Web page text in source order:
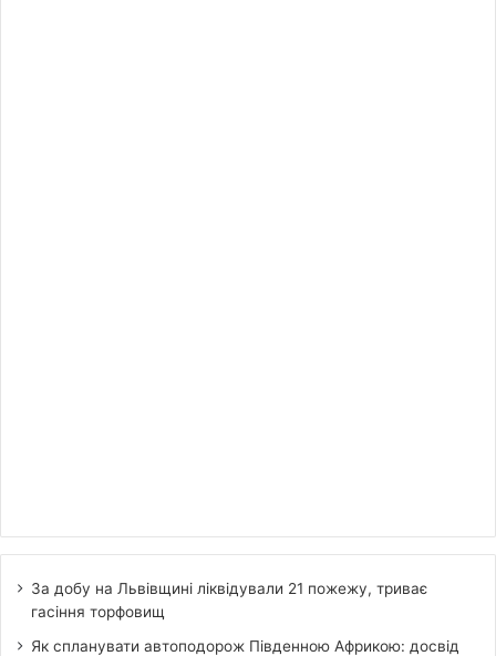
За добу на Львівщині ліквідували 21 пожежу, триває
гасіння торфовищ
Як спланувати автоподорож Південною Африкою: досвід